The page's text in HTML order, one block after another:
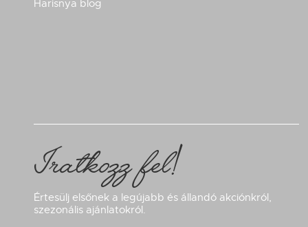
Harisnya blog
Iratkozz fel!
Értesülj elsőnek a legújabb és állandó akciónkról,
szezonális ajánlatokról.